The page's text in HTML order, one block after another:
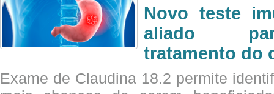
Novo teste
aliado
tratamento do
Exame de Claudina 18.2 permite